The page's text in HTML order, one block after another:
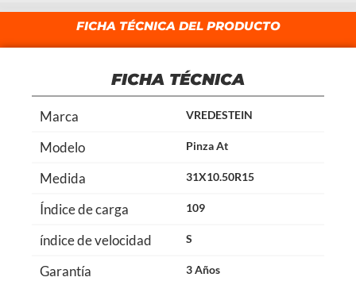
FICHA TÉCNICA DEL PRODUCTO
FICHA TÉCNICA
Marca VREDESTEIN
Modelo Pinza At
Medida 31X10.50R15
Índice de carga 109
índice de velocidad S
Garantía 3 Años